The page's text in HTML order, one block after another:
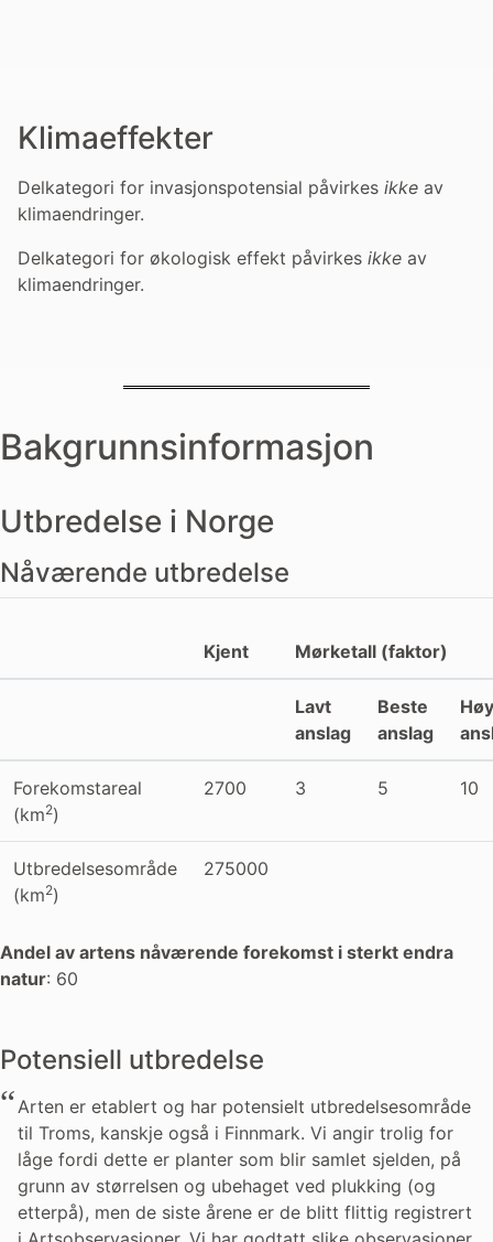
Klimaeffekter
Delkategori for invasjonspotensial påvirkes ikke av
klimaendringer.
Delkategori for økologisk effekt påvirkes ikke av
klimaendringer.
Bakgrunnsinformasjon
Utbredelse i Norge
Nåværende utbredelse
Kjent Mørketall (faktor)
Lavt
anslag
Beste
anslag
Forekomstareal
(km2)
2700 3 5 10
Utbredelsesområde
(km2)
275000
Andel av artens nåværende forekomst i sterkt endra
natur: 60
Potensiell utbredelse
Arten er etablert og har potensielt utbredelsesområde
til Troms, kanskje også i Finnmark. Vi angir trolig for
låge fordi dette er planter som blir samlet sjelden, på
grunn av størrelsen og ubehaget ved plukking (og
etterpå), men de siste årene er de blitt flittig registrert